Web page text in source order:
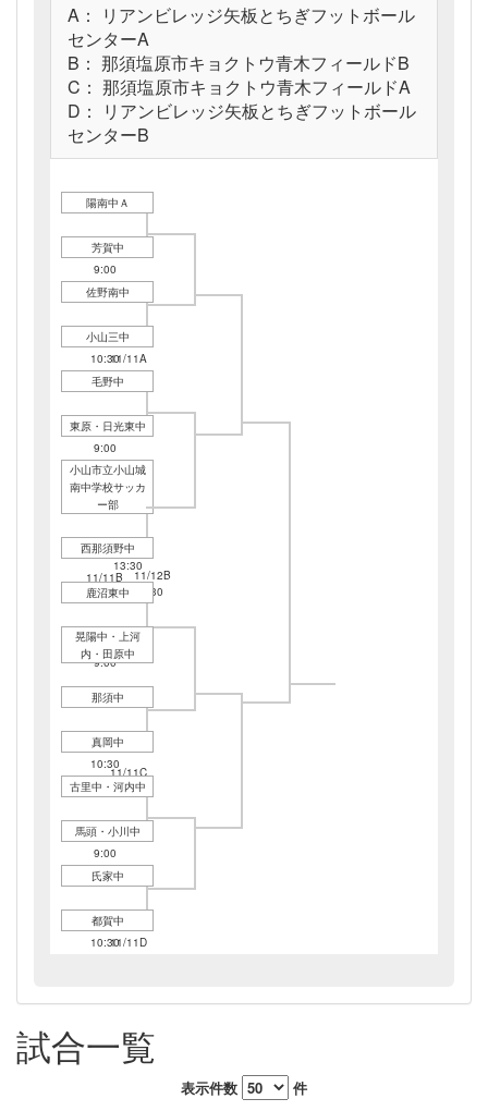
A： リアンビレッジ矢板とちぎフットボール
センターA
B： 那須塩原市キョクトウ青木フィールドB
C： 那須塩原市キョクトウ青木フィールドA
D： リアンビレッジ矢板とちぎフットボール
センターB
陽南中Ａ
11/11A
9:00
芳賀中
11/11A
13:30
佐野南中
11/11A
10:30
小山三中
11/12B
9:30
毛野中
11/11B
9:00
東原・日光東中
11/11B
13:30
小山市立小山城
南中学校サッカ
ー部
11/11B
10:30
西那須野中
鹿沼東中
11/11C
9:00
晃陽中・上河
内・田原中
11/11C
13:30
那須中
11/11C
10:30
真岡中
9:30
古里中・河内中
11/11D
9:00
馬頭・小川中
11/11D
氏家中
11/11D
10:30
都賀中
試合一覧
表示件数
件